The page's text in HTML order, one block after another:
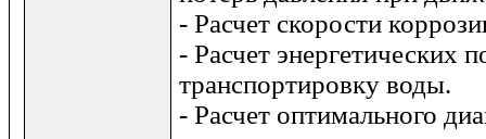
- Расчет скорости
- Расчет энергетических
транспортировку воды.
- Расчет оптимального